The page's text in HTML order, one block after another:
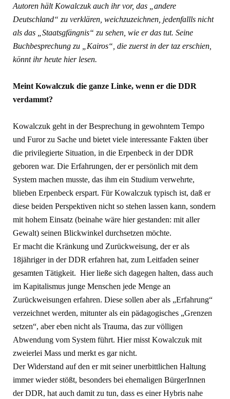
Autoren hält Kowalczuk auch ihr vor, das „andere
Deutschland“ zu verklären, weichzuzeichnen, jedenfallls nicht
als das „Staatsgfängnis“ zu sehen, wie er das tut. Seine
Buchbesprechung zu „Kairos“, die zuerst in der taz erschien,
könnt ihr heute hier lesen.
Meint Kowalczuk die ganze Linke, wenn er die DDR
verdammt?
Kowalczuk geht in der Besprechung in gewohntem Tempo
und Furor zu Sache und bietet viele interessante Fakten über
die privilegierte Situation, in die Erpenbeck in der DDR
geboren war. Die Erfahrungen, der er persönlich mit dem
System machen musste, das ihm ein Studium verwehrte,
blieben Erpenbeck erspart. Für Kowalczuk typisch ist, daß er
diese beiden Perspektiven nicht so stehen lassen kann, sondern
mit hohem Einsatz (beinahe wäre hier gestanden: mit aller
Gewalt) seinen Blickwinkel durchsetzen möchte.
Er macht die Kränkung und Zurückweisung, der er als
18jähriger in der DDR erfahren hat, zum Leitfaden seiner
gesamten Tätigkeit. Hier ließe sich dagegen halten, dass auch
im Kapitalismus junge Menschen jede Menge an
Zurückweisungen erfahren. Diese sollen aber als „Erfahrung“
verzeichnet werden, mitunter als ein pädagogisches „Grenzen
setzen“, aber eben nicht als Trauma, das zur völligen
Abwendung vom System führt. Hier misst Kowalczuk mit
zweierlei Mass und merkt es gar nicht.
Der Widerstand auf den er mit seiner unerbittlichen Haltung
immer wieder stößt, besonders bei ehemaligen BürgerInnen
der DDR, hat auch damit zu tun, dass es einer Hybris nahe